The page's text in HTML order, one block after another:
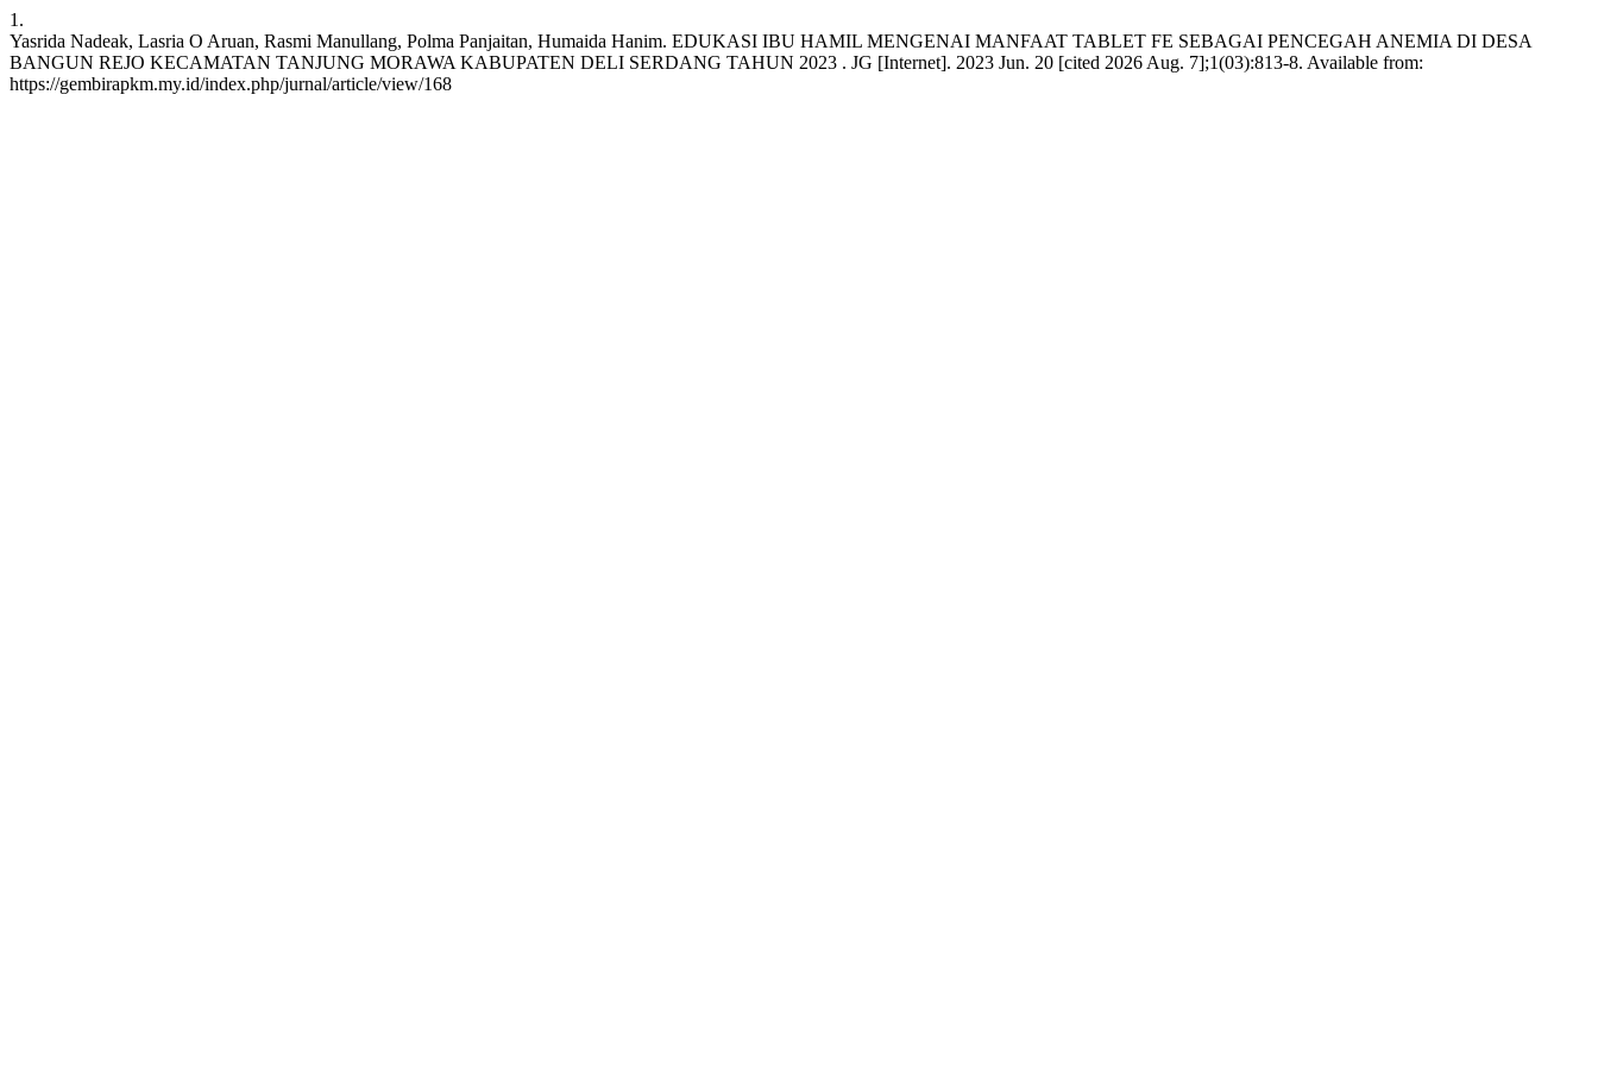
1.
Yasrida Nadeak, Lasria O Aruan, Rasmi Manullang, Polma Panjaitan, Humaida Hanim. EDUKASI IBU HAMIL MENGENAI MANFAAT TABLET FE SEBAGAI PENCEGAH ANEMIA DI DESA
BANGUN REJO KECAMATAN TANJUNG MORAWA KABUPATEN DELI SERDANG TAHUN 2023 . JG [Internet]. 2023 Jun. 20 [cited 2026 Aug. 7];1(03):813-8. Available from:
https://gembirapkm.my.id/index.php/jurnal/article/view/168